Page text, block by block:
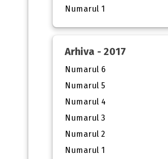
Numarul 1
Arhiva - 2017
Numarul 6
Numarul 5
Numarul 4
Numarul 3
Numarul 2
Numarul 1